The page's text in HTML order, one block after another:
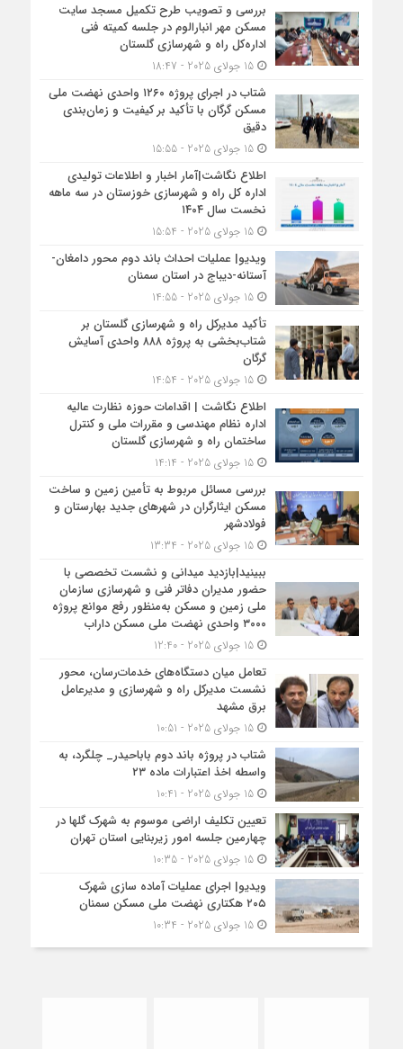
بررسی و تصویب طرح تکمیل مسجد سایت
مسکن مهر انبارالوم در جلسه کمیته فنی
اداره‌کل راه و شهرسازی گلستان
15 جولای 2025 - 18:47
شتاب در اجرای پروژه ۱۲۶۰ واحدی نهضت ملی
مسکن گرگان با تأکید بر کیفیت و زمان‌بندی
دقیق
15 جولای 2025 - 15:55
اطلاع نگاشت|آمار اخبار و اطلاعات تولیدی
اداره کل راه و شهرسازی خوزستان در سه ماهه
نخست سال ۱۴۰۴
15 جولای 2025 - 15:54
ویدیو| عملیات احداث باند دوم محور دامغان-
آستانه-دیباج در استان سمنان
15 جولای 2025 - 14:55
تأکید مدیرکل راه و شهرسازی گلستان بر
شتاب‌بخشی به پروژه ۸۸۸ واحدی آسایش
گرگان
15 جولای 2025 - 14:54
اطلاع نگاشت | اقدامات حوزه نظارت عالیه
اداره نظام مهندسی و مقررات ملی و کنترل
ساختمان راه و شهرسازی گلستان
15 جولای 2025 - 14:14
بررسی مسائل مربوط به تأمین زمین و ساخت
مسکن ایثارگران در شهرهای جدید بهارستان و
فولادشهر
15 جولای 2025 - 13:34
ببینید|بازدید میدانی و نشست تخصصی با
حضور مدیران دفاتر فنی و شهرسازی سازمان
ملی زمین و مسکن به‌منظور رفع موانع پروژه
۳۰۰۰ واحدی نهضت ملی مسکن داراب
15 جولای 2025 - 12:40
تعامل میان دستگاه‌های خدمات‌رسان، محور
نشست مدیرکل راه و شهرسازی و مدیرعامل
برق مشهد
15 جولای 2025 - 10:51
شتاب در پروژه باند دوم باباحیدر_ چلگرد، به
واسطه اخذ اعتبارات ماده ۲۳
15 جولای 2025 - 10:41
تعیین تکلیف اراضی موسوم به شهرک گلها در
چهارمین جلسه امور زیربنایی استان تهران
15 جولای 2025 - 10:35
ویدیو| اجرای عملیات آماده سازی شهرک
۲۰۵ هکتاری نهضت ملی مسکن سمنان
15 جولای 2025 - 10:34